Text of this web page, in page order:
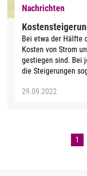
Nachrichten
Bei etwa der Hälfte
Kosten von Strom
gestiegen sind. Bei
die Steigerungen
29.09.2022
1